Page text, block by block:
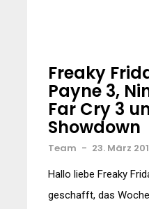
Freaky
Payne 3,
Far Cry 3
Showdown
Team - 23. März
Hallo liebe Freaky
geschafft, das